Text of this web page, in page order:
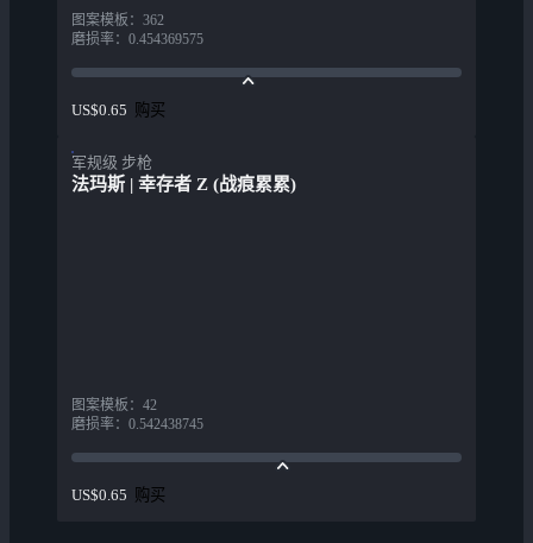
图案模板 ： 362
磨损率： 0.454369575
US$0.65 购买
军规级 步枪
法玛斯 | 幸存者 Z (战痕累累)
图案模板 ： 42
磨损率： 0.542438745
US$0.65 购买